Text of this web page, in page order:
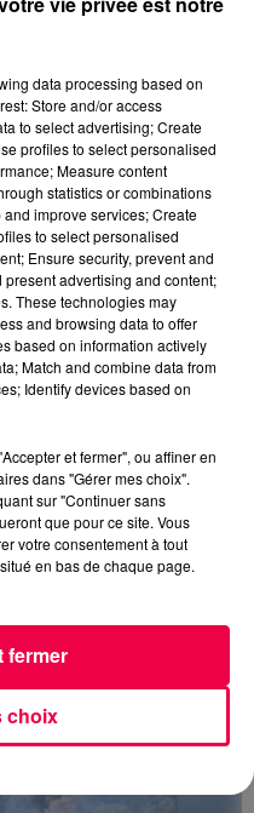
rappelées pour
deux assiettes en
et 2022 par Linvosges.
culture du risque"
data processing based on
Store and/or access
to select advertising; Create
profiles to select personalised
Measure content
statistics or combinations
improve services; Create
to select personalised
Ensure security, prevent and
advertising and content;
These technologies may
and browsing data to offer
based on information actively
Match and combine data from
Identify devices based on
et fermer", ou affiner en
dans "Gérer mes choix".
sur "Continuer sans
que pour ce site. Vous
votre consentement à tout
en bas de chaque page.
choix
fermer